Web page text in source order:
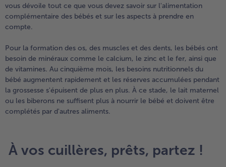
- 5 € à l’achat de 7 menus au choix
vous dévoile tout ce que vous devez savoir sur l'alimentation
complémentaire des bébés et sur les aspects à prendre en
compte.
Pour la formation des os, des muscles et des dents, les bébés ont
besoin de minéraux comme le calcium, le zinc et le fer, ainsi que
de vitamines. Au cinquième mois, les besoins nutritionnels du
bébé augmentent rapidement et les réserves accumulées pendant
la grossesse s'épuisent de plus en plus. À ce stade, le lait maternel
ou les biberons ne suffisent plus à nourrir le bébé et doivent être
complétés par d'autres aliments.
À vos cuillères, prêts, partez !